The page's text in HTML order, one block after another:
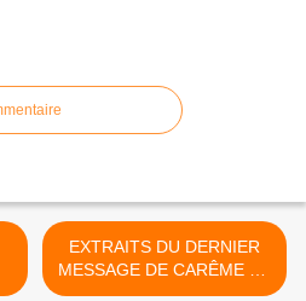
EXTRAITS DU DERNIER
MESSAGE DE CARÊME DE
NOTRE PAPE >